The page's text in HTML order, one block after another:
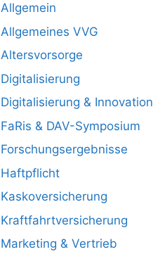
Allgemein
Allgemeines VVG
Altersvorsorge
Digitalisierung
Digitalisierung & Innovation
FaRis & DAV-Symposium
Forschungsergebnisse
Haftpflicht
Kaskoversicherung
Kraftfahrtversicherung
Marketing & Vertrieb